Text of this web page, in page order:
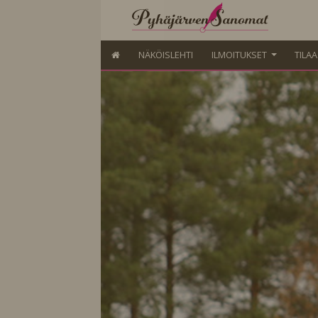
NÄKÖISLEHTI ILMOITUKSET